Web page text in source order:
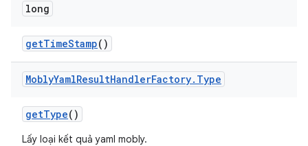
long
getTimeStamp()
MoblyYamlResultHandlerFactory. Type
getType()
Lấy loại kết quả yaml mobly.